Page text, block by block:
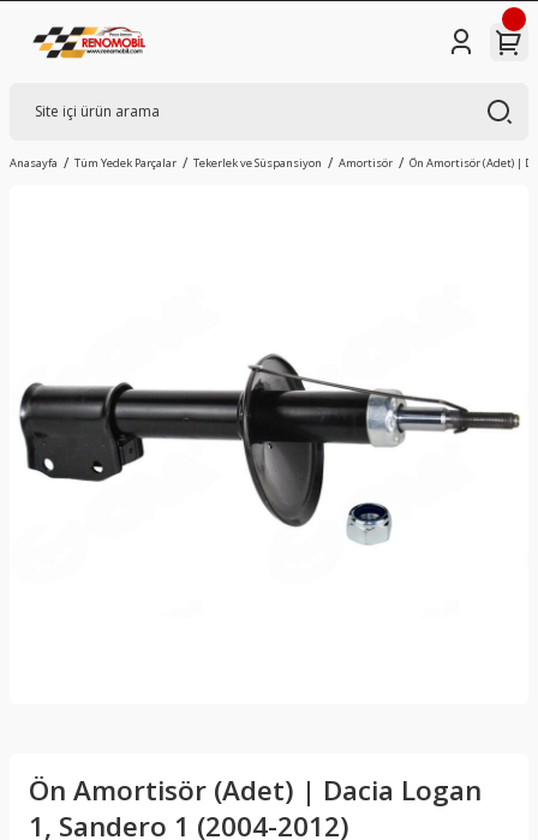
Anasayfa Tüm Yedek Parçalar Tekerlek ve Süspansiyon Amortisör Ön Amortisör (Adet) |
Ön Amortisör (Adet) | Dacia Logan
1, Sandero 1 (2004-2012)